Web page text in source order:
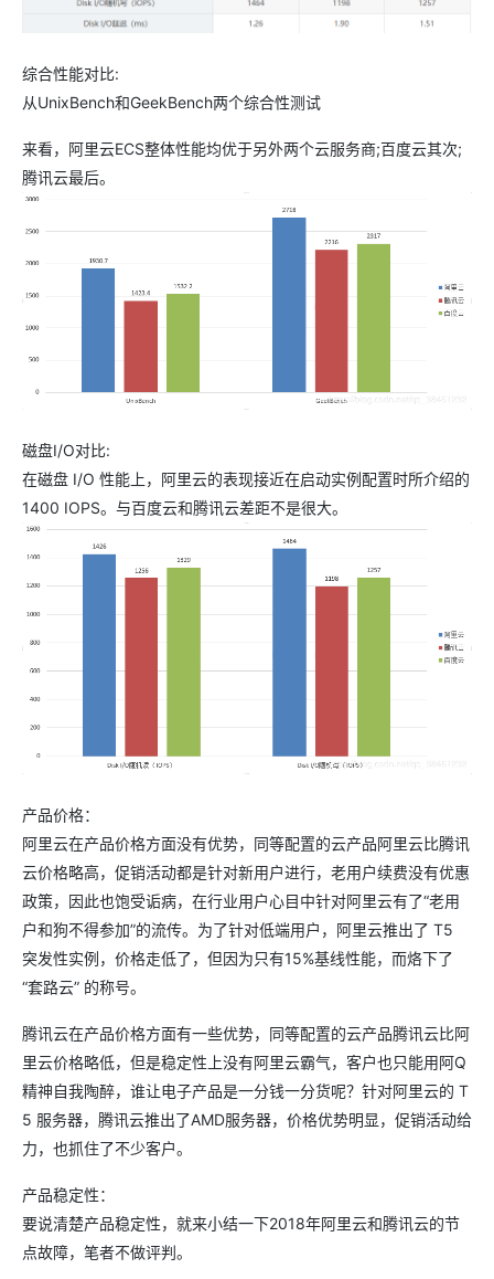
综合性能对比:
从UnixBench和GeekBench两个综合性测试
来看，阿里云ECS整体性能均优于另外两个云服务商;百度云其次;
腾讯云最后。
磁盘I/O对比:
在磁盘 I/O 性能上，阿里云的表现接近在启动实例配置时所介绍的
1400 IOPS。与百度云和腾讯云差距不是很大。
产品价格：
阿里云在产品价格方面没有优势，同等配置的云产品阿里云比腾讯
云价格略高，促销活动都是针对新用户进行，老用户续费没有优惠
政策，因此也饱受诟病，在行业用户心目中针对阿里云有了“老用
户和狗不得参加”的流传。为了针对低端用户，阿里云推出了 T5
突发性实例，价格走低了，但因为只有15%基线性能，而烙下了
“套路云” 的称号。
腾讯云在产品价格方面有一些优势，同等配置的云产品腾讯云比阿
里云价格略低，但是稳定性上没有阿里云霸气，客户也只能用阿Q
精神自我陶醉，谁让电子产品是一分钱一分货呢？针对阿里云的 T
5 服务器，腾讯云推出了AMD服务器，价格优势明显，促销活动给
力，也抓住了不少客户。
产品稳定性：
要说清楚产品稳定性，就来小结一下2018年阿里云和腾讯云的节
点故障，笔者不做评判。